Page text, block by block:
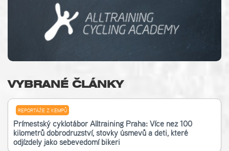
VYBRANÉ ČLÁNKY
REPORTÁŽE Z KEMPŮ
Příměstský cyklotábor Alltraining Praha: Více než 100
kilometrů dobrodružství, stovky úsměvů a děti, které
odjížděly jako sebevědomí bikeři